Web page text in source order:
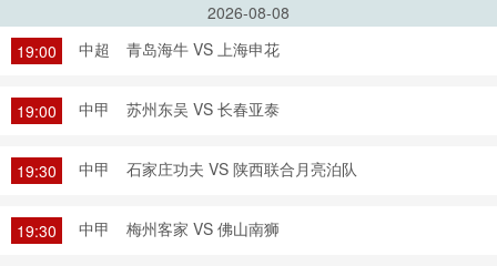
2026-08-08
19:00
中超 青岛海牛 VS 上海申花
19:00 中甲 苏州东吴 VS 长春亚泰
19:30 中甲 石家庄功夫 VS 陕西联合月亮泊队
19:30 中甲 梅州客家 VS 佛山南狮